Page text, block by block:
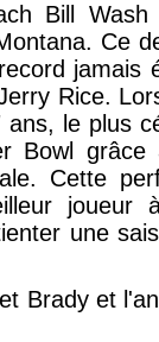
Bill Wash
Ce
jamais
Rice.
le plus
Bowl
Cette
joueur
une
Brady et